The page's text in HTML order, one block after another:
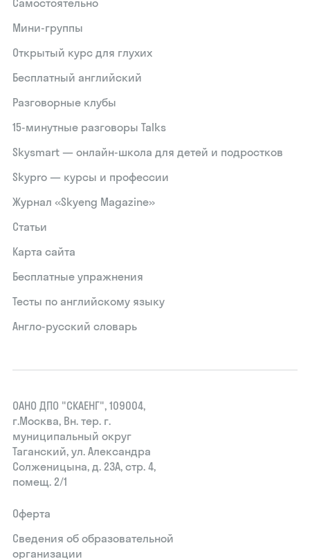
Самостоятельно
Мини-группы
Открытый курс для глухих
Бесплатный английский
Разговорные клубы
15‑минутные разговоры Talks
Skysmart — онлайн-школа для детей и подростков
Skypro — курсы и профессии
Журнал «Skyeng Magazine»
Статьи
Карта сайта
Бесплатные упражнения
Тесты по английскому языку
Англо-русский словарь
ОАНО ДПО "СКАЕНГ", 109004,
г.Москва, Вн. тер. г.
муниципальный округ
Таганский, ул. Александра
Солженицына, д. 23А, стр. 4,
помещ. 2/1
Оферта
Сведения об образовательной
организации